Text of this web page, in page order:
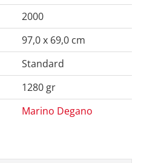
2000
97,0 x 69,0 cm
Standard
1280 gr
Marino Degano